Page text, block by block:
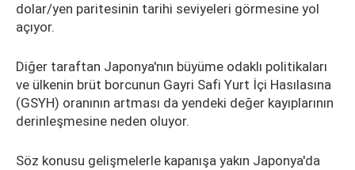
dolar/yen paritesinin tarihi seviyeleri görmesine yol
açıyor.
Diğer taraftan Japonya'nın büyüme odaklı politikaları
ve ülkenin brüt borcunun Gayri Safi Yurt İçi Hasılasına
(GSYH) oranının artması da yendeki değer kayıplarının
derinleşmesine neden oluyor.
Söz konusu gelişmelerle kapanışa yakın Japonya'da